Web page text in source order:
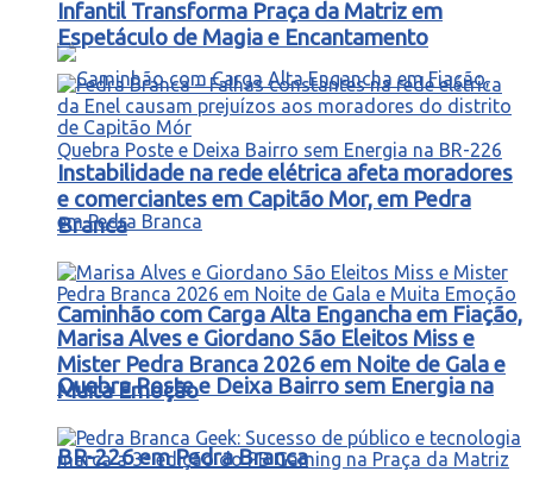
Caminhão com Carga Alta Engancha em Fiação,
Quebra Poste e Deixa Bairro sem Energia na
BR-226 em Pedra Branca
Infantil Transforma Praça da Matriz em
Espetáculo de Magia e Encantamento
Instabilidade na rede elétrica afeta moradores
e comerciantes em Capitão Mor, em Pedra
Branca
Marisa Alves e Giordano São Eleitos Miss e
Mister Pedra Branca 2026 em Noite de Gala e
Muita Emoção